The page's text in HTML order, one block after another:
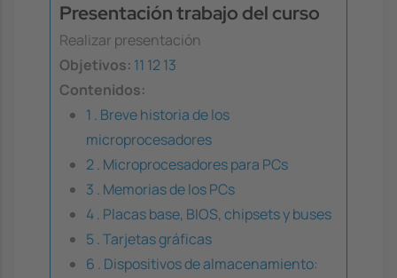
Presentación trabajo del curso
Realizar presentación
Objetivos: 11 1213
Contenidos:
1 . Breve historia de los
microprocesadores
2 . Microprocesadores para PCs
3 . Memorias de los PCs
4 . Placas base, BIOS, chipsets y buses
5 . Tarjetas gráficas
6 . Dispositivos de almacenamiento: